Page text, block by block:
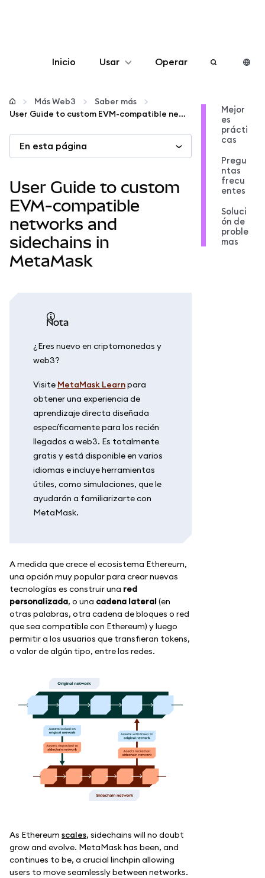
Inicio Usar
Configurar
Más Web3
Manténgase a salvo
Operar
Más Web3
Saber más
User Guide to custom EVM-compatible networks and sidechains in MetaMask
En esta página
User Guide to custom
EVM-compatible
networks and
sidechains in
MetaMask
nota
¿Eres nuevo en criptomonedas y
web3?
Visite MetaMask Learnpara
obtener una experiencia de
aprendizaje directa diseñada
específicamente para los recién
llegados a web3. Es totalmente
gratis y está disponible en varios
idiomas e incluye herramientas
útiles, como simulaciones, que le
ayudarán a familiarizarte con
MetaMask.
A medida que crece el ecosistema Ethereum,
una opción muy popular para crear nuevas
tecnologías es construir una red
personalizada, o una cadena lateral(en
otras palabras, otra cadena de bloques o red
que sea compatible con Ethereum) y luego
permitir a los usuarios que transfieran tokens,
o valor de algún tipo, entre las redes.
As Ethereum scales, sidechains will no doubt
grow and evolve. MetaMask has been, and
continues to be, a crucial linchpin allowing
users to move seamlessly between networks.
Mejor
es
prácti
cas
Pregu
ntas
frecu
entes
Soluci
ón de
proble
mas